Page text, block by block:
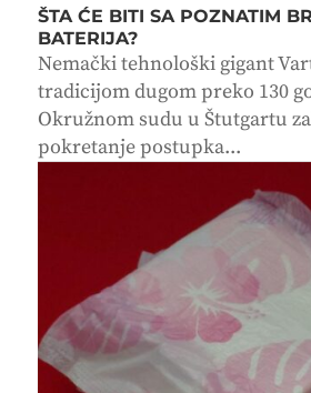
ŠTA ĆE BITI SA POZNATIM
BATERIJA?
Nemački tehnološki gigant
tradicijom dugom preko 130
Okružnom sudu u Štutgartu
pokretanje postupka...